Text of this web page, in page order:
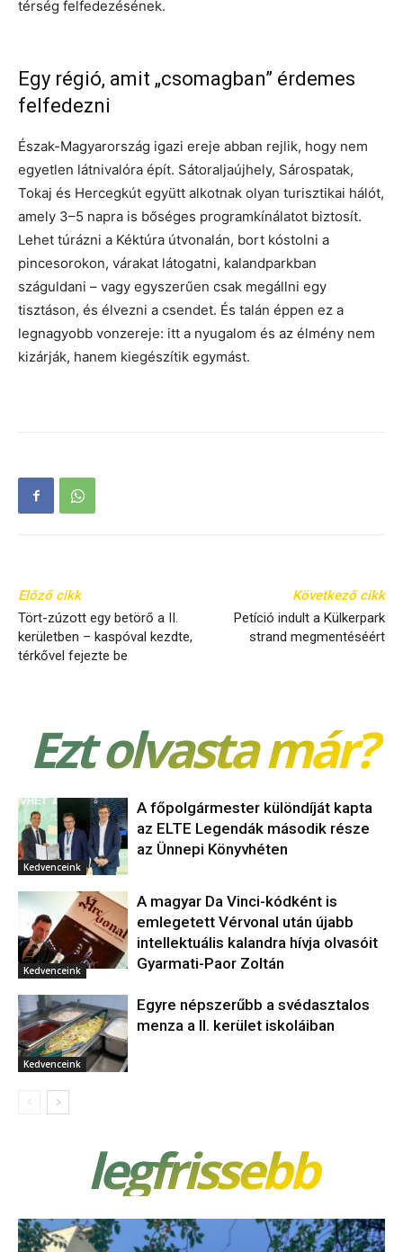
térség felfedezésének.
Egy régió, amit „csomagban” érdemes
felfedezni
Észak-Magyarország igazi ereje abban rejlik, hogy nem
egyetlen látnivalóra épít. Sátoraljaújhely, Sárospatak,
Tokaj és Hercegkút együtt alkotnak olyan turisztikai hálót,
amely 3–5 napra is bőséges programkínálatot biztosít.
Lehet túrázni a Kéktúra útvonalán, bort kóstolni a
pincesorokon, várakat látogatni, kalandparkban
száguldani – vagy egyszerűen csak megállni egy
tisztáson, és élvezni a csendet. És talán éppen ez a
legnagyobb vonzereje: itt a nyugalom és az élmény nem
kizárják, hanem kiegészítik egymást.
Előző cikk
Tört-zúzott egy betörő a II.
kerületben – kaspóval kezdte,
térkővel fejezte be
Következő cikk
Petíció indult a Külkerpark
strand megmentéséért
Ezt olvasta már?
Kedvenceink
A főpolgármester különdíját kapta
az ELTE Legendák második része
az Ünnepi Könyvhéten
Kedvenceink
A magyar Da Vinci-kódként is
emlegetett Vérvonal után újabb
intellektuális kalandra hívja olvasóit
Gyarmati-Paor Zoltán
Kedvenceink
Egyre népszerűbb a svédasztalos
menza a II. kerület iskoláiban
legfrissebb